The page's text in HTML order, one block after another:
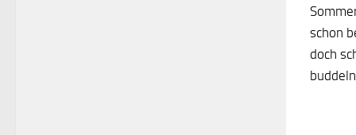
schon
doch